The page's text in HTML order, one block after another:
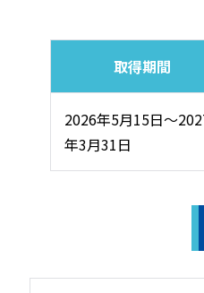
取得期間
2026年5月15日～
年3月31日